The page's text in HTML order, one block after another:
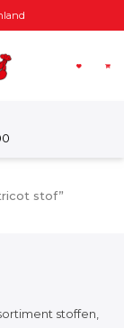
stof”
stoffen,